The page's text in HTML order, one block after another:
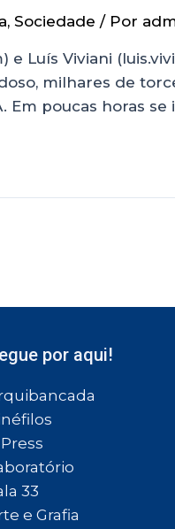
, Sociedade / Por
Luís Viviani
milhares de
poucas horas
por aqui!
Press
33
e Grafia